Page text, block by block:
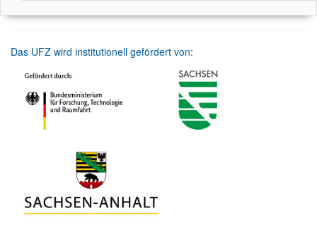
Das UFZ wird institutionell gefördert von: